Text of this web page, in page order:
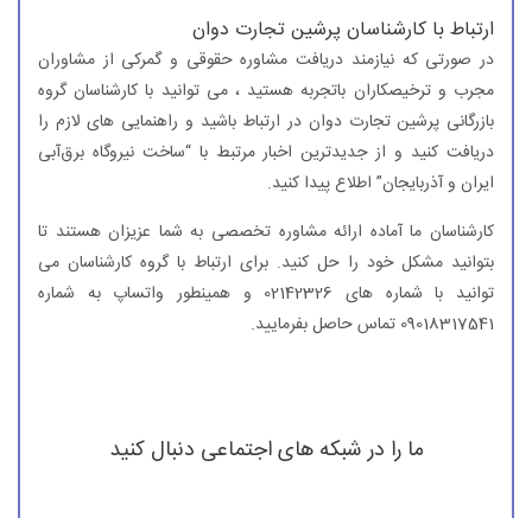
ارتباط با کارشناسان پرشین تجارت دوان
در صورتی که نیازمند دریافت مشاوره حقوقی و گمرکی از مشاوران
مجرب و ترخیصکاران باتجربه هستید ، می توانید با کارشناسان گروه
بازرگانی پرشین تجارت دوان در ارتباط باشید و راهنمایی های لازم را
دریافت کنید و از جدیدترین اخبار مرتبط با “ساخت نیروگاه برق‌آبی‌
ایران و آذربایجان” اطلاع پیدا کنید.
کارشناسان ما آماده ارائه مشاوره تخصصی به شما عزیزان هستند تا
بتوانید مشکل خود را حل کنید. برای ارتباط با گروه کارشناسان می
توانید با شماره های 02142326 و همینطور واتساپ به شماره
09018317541 تماس حاصل بفرمایید.
ما را در شبکه های اجتماعی دنبال کنید